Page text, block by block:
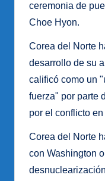
ceremonia de
Choe Hyon.
Corea del Norte
desarrollo de su
calificó como un
fuerza" por parte
por el conflicto
Corea del Norte
con Washington